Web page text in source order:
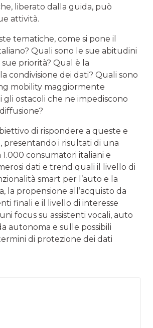
liberato dalla guida, può
attività.
tematiche, come si pone il
Quali sono le sue abitudini
priorità? Qual è la
condivisione dei dati? Quali sono
mobility maggiormente
gli ostacoli che ne impediscono
di rispondere a queste e
presentando i risultati di una
consumatori italiani e
dati e trend quali il livello di
smart per l’auto e la
la propensione all’acquisto da
finali e il livello di interesse
focus su assistenti vocali, auto
autonoma e sulle possibili
di protezione dei dati